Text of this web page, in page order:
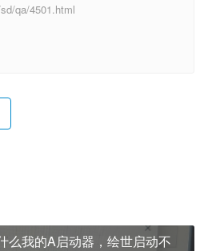
qa/4501.html
么我的A启动器，绘世启动不